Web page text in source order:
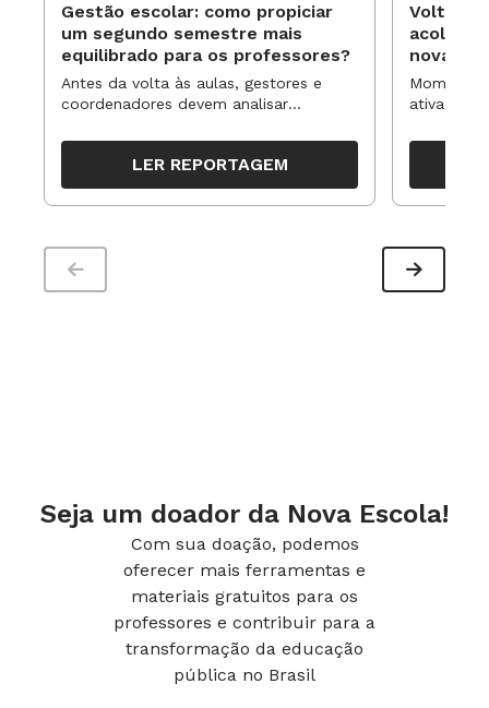
Gestão escolar: como propiciar
um segundo semestre mais
equilibrado para os professores?
Antes da volta às aulas, gestores e
coordenadores devem analisar
organizar ações para orientar o
trabalho pedagógico ao longo do
período
LER REPORTAGEM
Volta às
novas
ativa
propostas
Seja um doador da Nova Escola!
Com sua doação, podemos
oferecer mais ferramentas e
materiais gratuitos para os
professores e contribuir para a
transformação da educação
pública no Brasil